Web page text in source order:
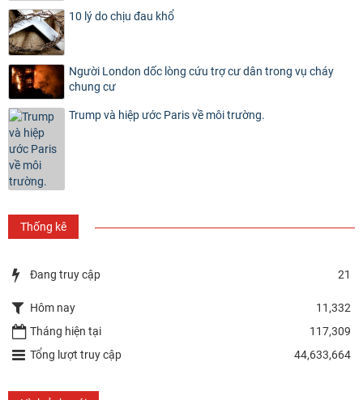
10 lý do chịu đau khổ
Người London dốc lòng cứu trợ cư dân trong vụ cháy
chung cư
Trump và hiệp ước Paris về môi trường.
Thống kê
Đang truy cập 21
Hôm nay
11,332
Tháng hiện tại
117,309
Tổng lượt truy cập
44,633,664